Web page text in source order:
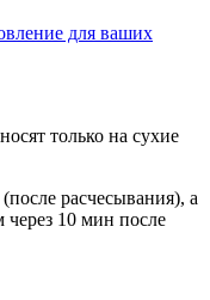
для ваших
только на сухие
(после расчесывания), а
10 мин после